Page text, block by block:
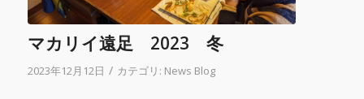
マカリイ遠足 2023 冬
2023年12月12日 / カテゴリ: News Blog